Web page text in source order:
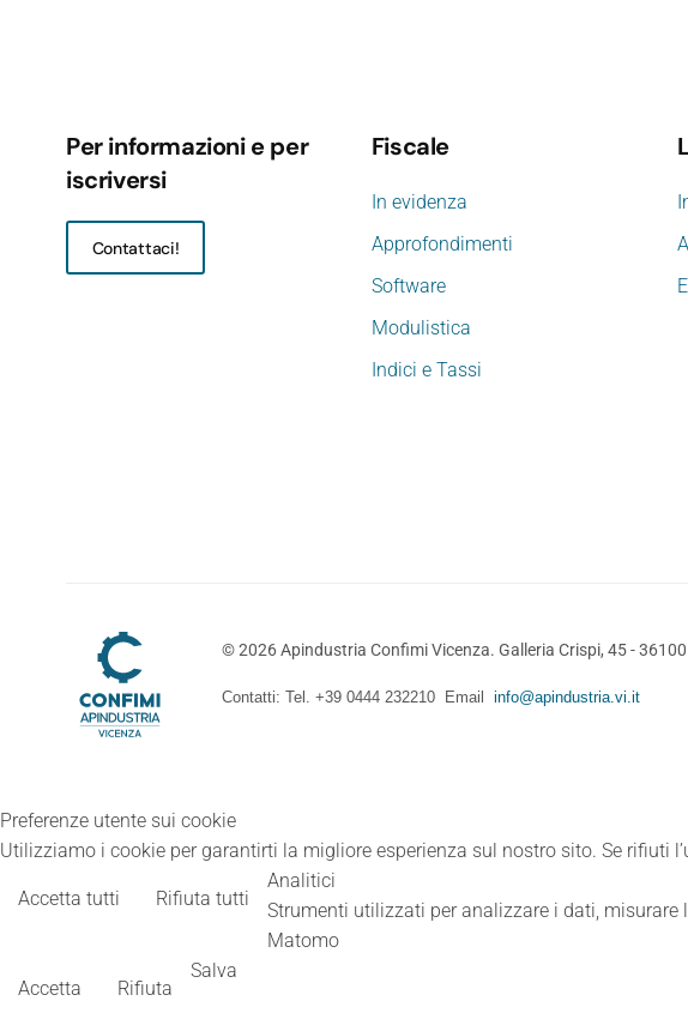
Per informazioni e per
iscriversi
Contattaci!
Fiscale
In evidenza
Approfondimenti
Software
Modulistica
Indici e Tassi
©2026Apindustria Confimi Vicenza. Galleria Crispi, 45 -
Contatti: Tel. +39 0444 232210 Email info@apindustria.vi.it
Preferenze utente sui cookie
Utilizziamo i cookie per garantirti la migliore esperienza sul nostro sito. Se rifiuti
Accetta tutti Rifiuta tutti
Analitici
Strumenti utilizzati per analizzare i dati, misurare
Matomo
Accetta Rifiuta
Salva